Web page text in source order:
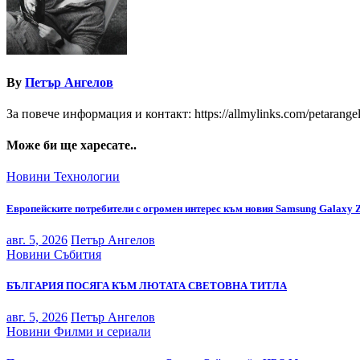
By Петър Ангелов
За повече информация и контакт: https://allmylinks.com/
Може би ще харесате..
Новини Технологии
Европейските потребители с огромен интерес към новия Samsung Galaxy
авг. 5, 2026 Петър Ангелов
Новини Събития
БЪЛГАРИЯ ПОСЯГА КЪМ ЛЮТАТА СВЕТОВНА ТИТЛА
авг. 5, 2026 Петър Ангелов
Новини Филми и сериали